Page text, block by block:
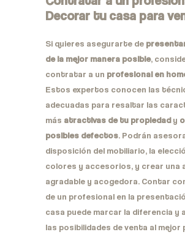
Decorar tu casa para
Si quieres asegurarte de
de la mejor manera posible,
contratar a un profesional en
Estos expertos conocen las
adecuadas para resaltar las
más atractivas de tu propiedady
posibles defectos. Podrán
disposición del mobiliario, la
colores y accesorios, y crear una
agradable y acogedora. Contar
de un profesional en la
casa puede marcar la diferencia y
las posibilidades de venta al mejor